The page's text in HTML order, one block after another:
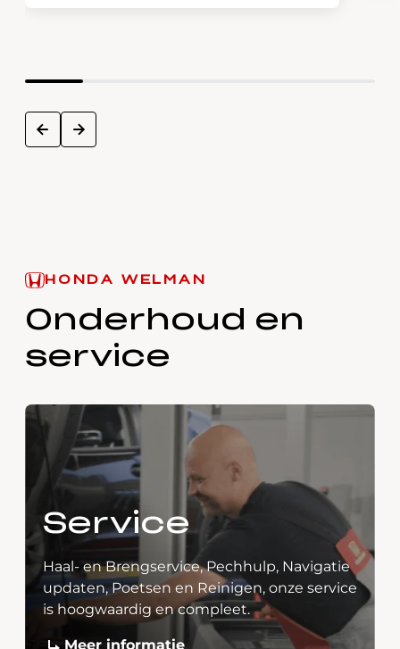
prev next
HONDA WELMAN
Onderhoud en
service
Service
Haal- en Brengservice, Pechhulp, Navigatie
updaten, Poetsen en Reinigen, onze service
is hoogwaardig en compleet.
Meer informatie